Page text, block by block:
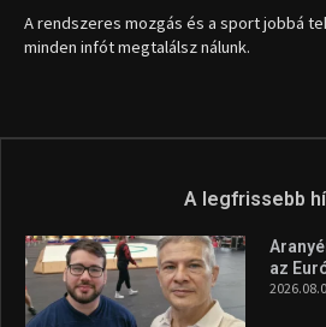
1035 Budapest, Miklós u. 7.
Túl a 18. X-en és rendezvények százain a
továbbra is a legfőbb célja, hogy a
vonzóbbá tegye.